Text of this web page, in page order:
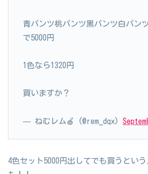
青パンツ桃パンツ黒パンツ白パン
で5000円
1色なら1320円
買いますか？
— ねむレム🍎 (@rem_dqx)
4色セット5000円出してでも買うとい